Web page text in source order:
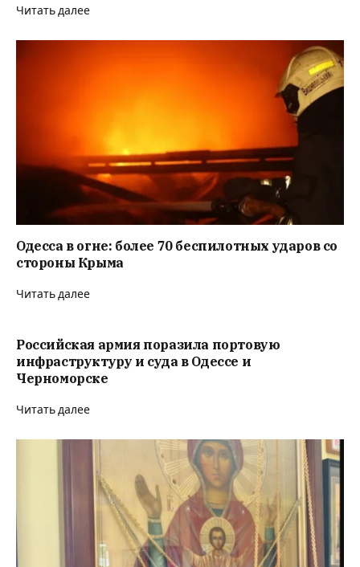
Читать далее
Одесса в огне: более 70 беспилотных ударов со
стороны Крыма
Читать далее
Российская армия поразила портовую
инфраструктуру и суда в Одессе и
Черноморске
Читать далее